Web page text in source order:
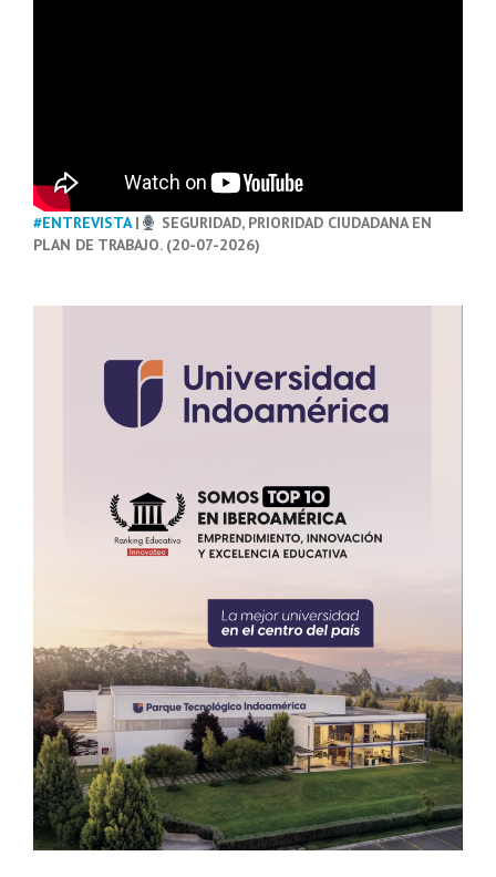
#ENTREVISTA|
SEGURIDAD, PRIORIDAD CIUDADANA EN
PLAN DE TRABAJO. (20-07-2026)